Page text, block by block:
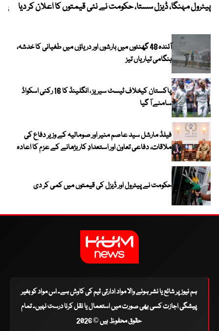
پیٹرول مہنگا، ڈیزل سستا، حکومت نے نئی قیمتوں کا اعلان کر دیا
آئندہ 48 گھنٹوں میں بارشوں اور دریاؤں میں طغیانی کا خدشہ،
ہنگامی تیاریاں تیز
پاکستان کیخلاف ٹیسٹ سیریز ، انگلینڈ کا 16 رکنی اسکواڈ
سامنے آ گیا
فیلڈ مارشل سید عاصم منیر اور صومالیہ کے وزیر دفاع کی
ملاقات، دفاعی تعاون اور استعدادِ کار بڑھانے کے عزم کا اعادہ
حکومت نے پیٹرول اور ڈیزل کی قیمتوں میں کمی کر دی
ہم نیوز پر شائع یا نشر ہونے والا مواد ادارتی ٹیم کی کاوش ہے۔ اس مواد کو بغیر
پیشگی اجازت کسی بھی صورت میں استعمال یا نقل کرنا درست نہیں۔ تمام
حقوق محفوظ ہیں © 2026